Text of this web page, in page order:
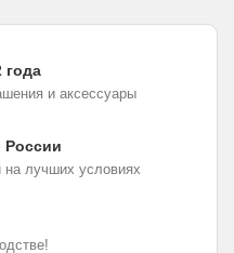
года
и аксессуары
России
лучших условиях